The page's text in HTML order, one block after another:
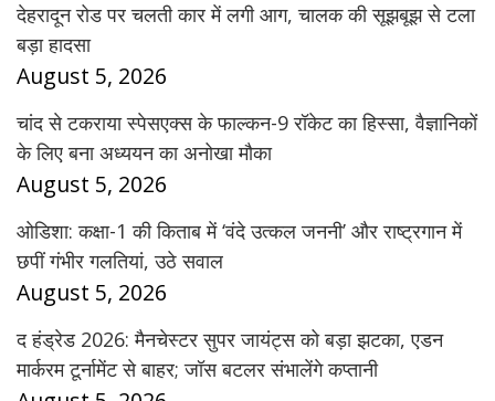
देहरादून रोड पर चलती कार में लगी आग, चालक की सूझबूझ से टला
बड़ा हादसा
August 5, 2026
चांद से टकराया स्पेसएक्स के फाल्कन-9 रॉकेट का हिस्सा, वैज्ञानिकों
के लिए बना अध्ययन का अनोखा मौका
August 5, 2026
ओडिशा: कक्षा-1 की किताब में ‘वंदे उत्कल जननी’ और राष्ट्रगान में
छपीं गंभीर गलतियां, उठे सवाल
August 5, 2026
द हंड्रेड 2026: मैनचेस्टर सुपर जायंट्स को बड़ा झटका, एडन
मार्करम टूर्नामेंट से बाहर; जॉस बटलर संभालेंगे कप्तानी